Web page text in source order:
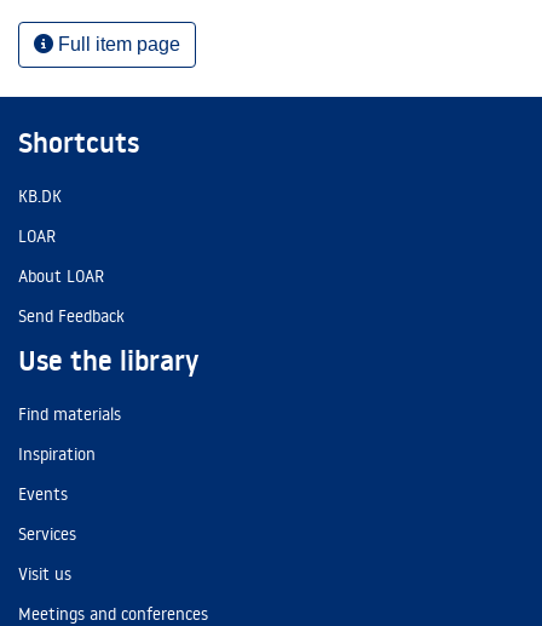
Full item page
Shortcuts
KB.DK
LOAR
About LOAR
Send Feedback
Use the library
Find materials
Inspiration
Events
Services
Visit us
Meetings and conferences